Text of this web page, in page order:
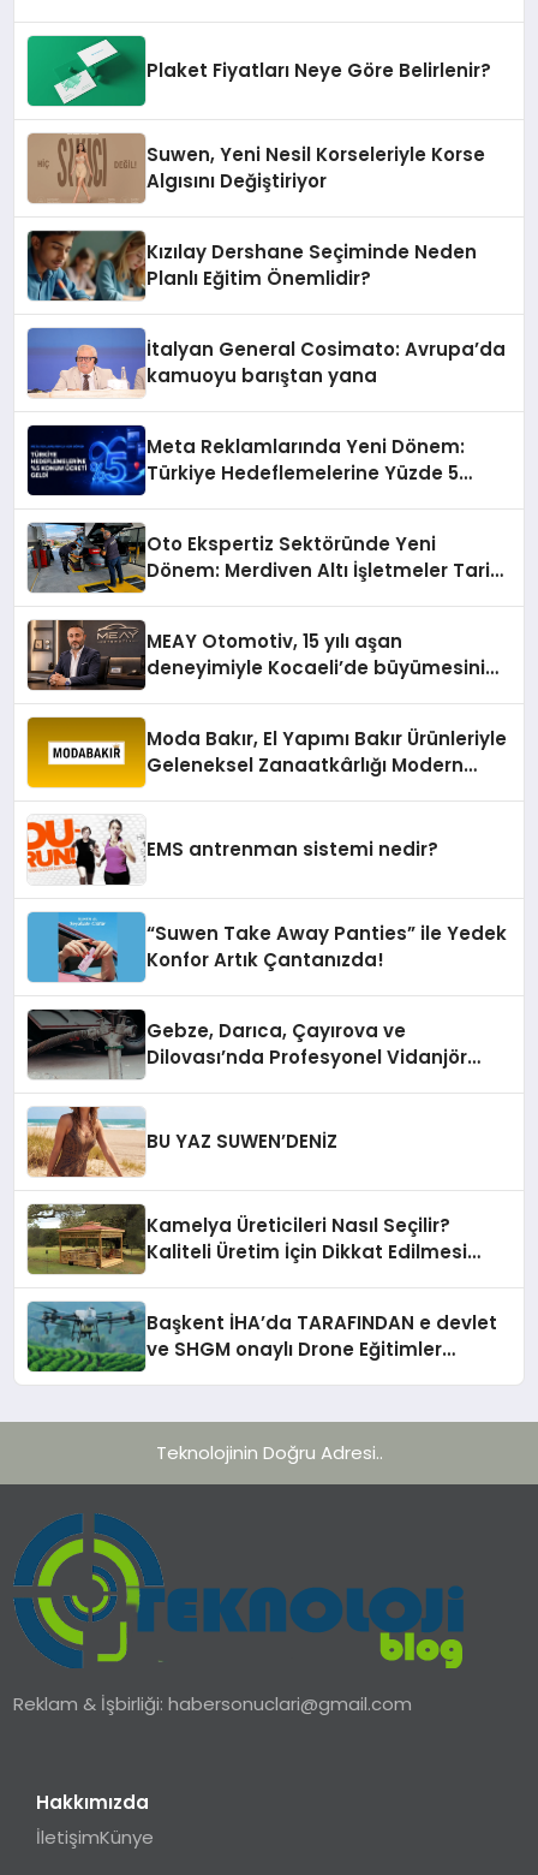
Plaket Fiyatları Neye Göre Belirlenir?
Suwen, Yeni Nesil Korseleriyle Korse
Algısını Değiştiriyor
Kızılay Dershane Seçiminde Neden
Planlı Eğitim Önemlidir?
İtalyan General Cosimato: Avrupa’da
kamuoyu barıştan yana
Meta Reklamlarında Yeni Dönem:
Türkiye Hedeflemelerine Yüzde 5
Oto Ekspertiz Sektöründe Yeni
Dönem: Merdiven Altı İşletmeler Tarih
MEAY Otomotiv, 15 yılı aşan
deneyimiyle Kocaeli’de büyümesini
Moda Bakır, El Yapımı Bakır Ürünleriyle
Geleneksel Zanaatkârlığı Modern
EMS antrenman sistemi nedir?
“Suwen Take Away Panties” ile Yedek
Konfor Artık Çantanızda!
Gebze, Darıca, Çayırova ve
Dilovası’nda Profesyonel Vidanjör
BU YAZ SUWEN’DENİZ
Kamelya Üreticileri Nasıl Seçilir?
Kaliteli Üretim İçin Dikkat Edilmesi
Başkent İHA’da TARAFINDAN e devlet
ve SHGM onaylı Drone Eğitimler
Teknolojinin Doğru Adresi..
Reklam & İşbirliği:habersonuclari@gmail.com
Hakkımızda
İletişimKünye